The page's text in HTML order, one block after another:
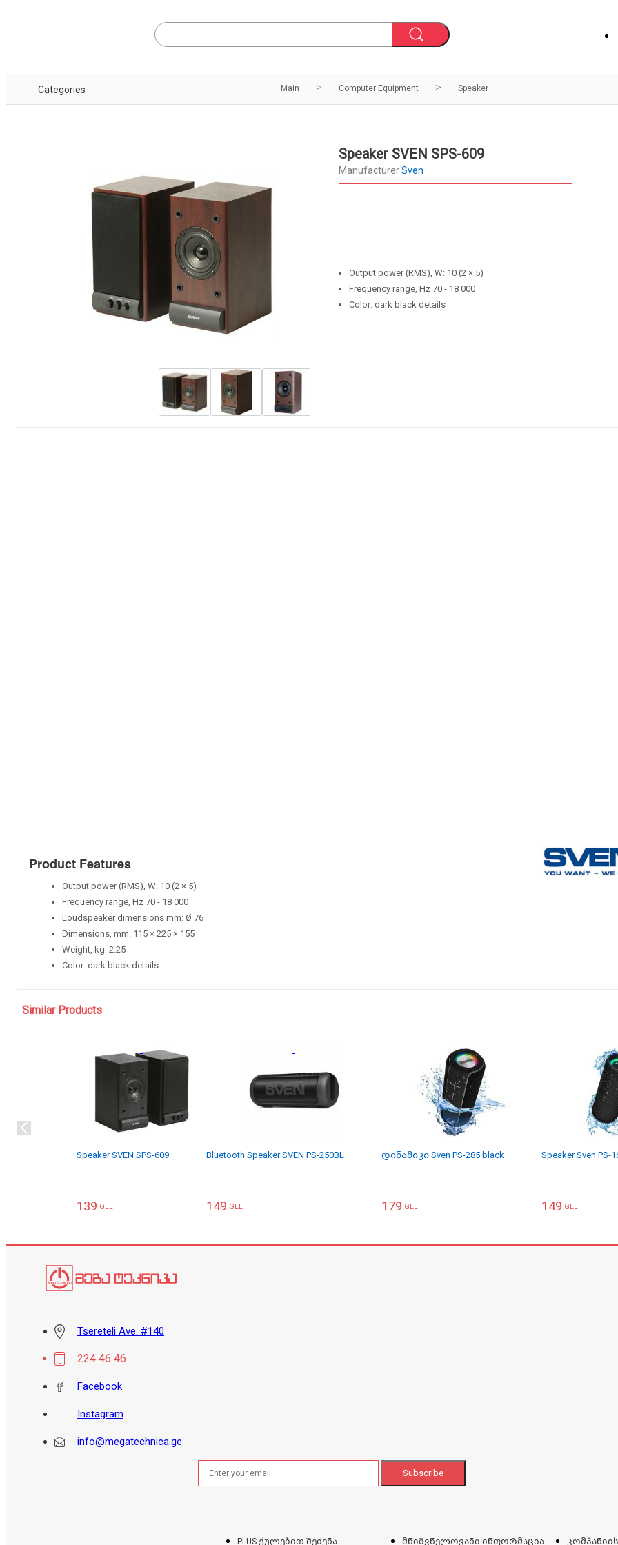
Categories Main Computer Equipment Speaker
Speaker SVEN SPS-609
ManufacturerSven
Output power (RMS), W: 10 (2 × 5)
Frequency range, Hz 70 - 18 000
Color: dark black details
Product Features
Output power (RMS), W: 10 (2 × 5)
Frequency range, Hz 70 - 18 000
Loudspeaker dimensions mm: Ø 76
Dimensions, mm: 115 × 225 × 155
Weight, kg: 2.25
Color: dark black details
Similar Products
Speaker SVEN SPS-609
139 GEL
Bluetooth Speaker SVEN PS-250BL
149 GEL
დინამიკი Sven PS-285 black
179 GEL
Speaker Sven PS-
149 GEL
Tsereteli Ave. #140
224 46 46
Facebook
Instagram
info@megatechnica.ge
PLUS ქულებით შეძენა მნიშვნელოვანი ინფორმაცია